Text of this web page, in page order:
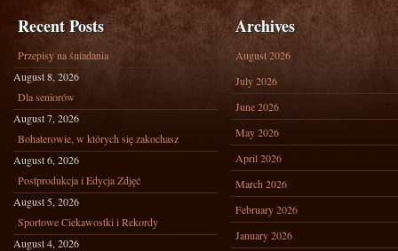
Recent Posts
Przepisy na śniadania
August 8, 2026
Dla seniorów
August 7, 2026
Bohaterowie, w których się zakochasz
August 6, 2026
Postprodukcja i Edycja Zdjęć
August 5, 2026
Sportowe Ciekawostki i Rekordy
August 4, 2026
Archives
August 2026
July 2026
June 2026
May 2026
April 2026
March 2026
February 2026
January 2026